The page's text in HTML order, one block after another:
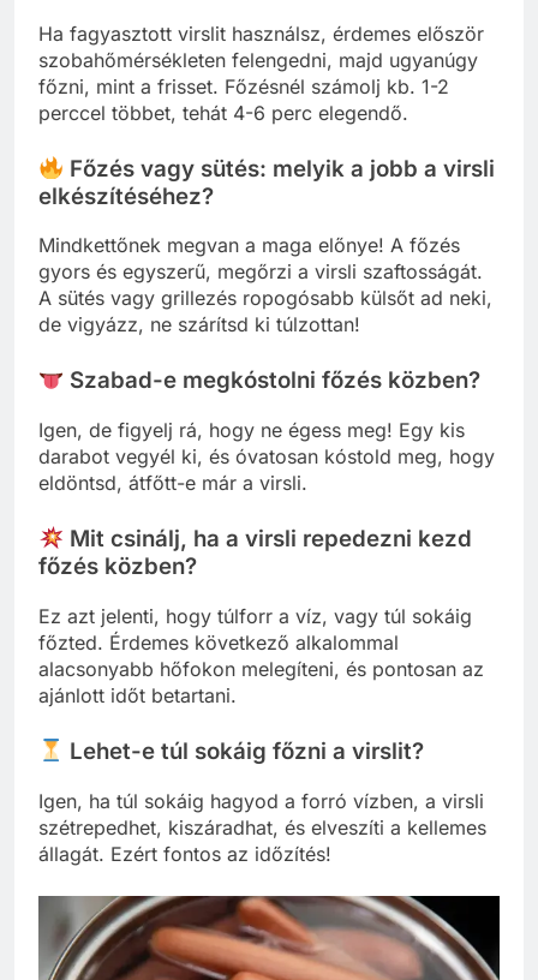
Ha fagyasztott virslit használsz, érdemes először
szobahőmérsékleten felengedni, majd ugyanúgy
főzni, mint a frisset. Főzésnél számolj kb. 1-2
perccel többet, tehát 4-6 perc elegendő.
Főzés vagy sütés: melyik a jobb a virsli
elkészítéséhez?
Mindkettőnek megvan a maga előnye! A főzés
gyors és egyszerű, megőrzi a virsli szaftosságát.
A sütés vagy grillezés ropogósabb külsőt ad neki,
de vigyázz, ne szárítsd ki túlzottan!
Szabad-e megkóstolni főzés közben?
Igen, de figyelj rá, hogy ne égess meg! Egy kis
darabot vegyél ki, és óvatosan kóstold meg, hogy
eldöntsd, átfőtt-e már a virsli.
Mit csinálj, ha a virsli repedezni kezd
főzés közben?
Ez azt jelenti, hogy túlforr a víz, vagy túl sokáig
főzted. Érdemes következő alkalommal
alacsonyabb hőfokon melegíteni, és pontosan az
ajánlott időt betartani.
Lehet-e túl sokáig főzni a virslit?
Igen, ha túl sokáig hagyod a forró vízben, a virsli
szétrepedhet, kiszáradhat, és elveszíti a kellemes
állagát. Ezért fontos az időzítés!